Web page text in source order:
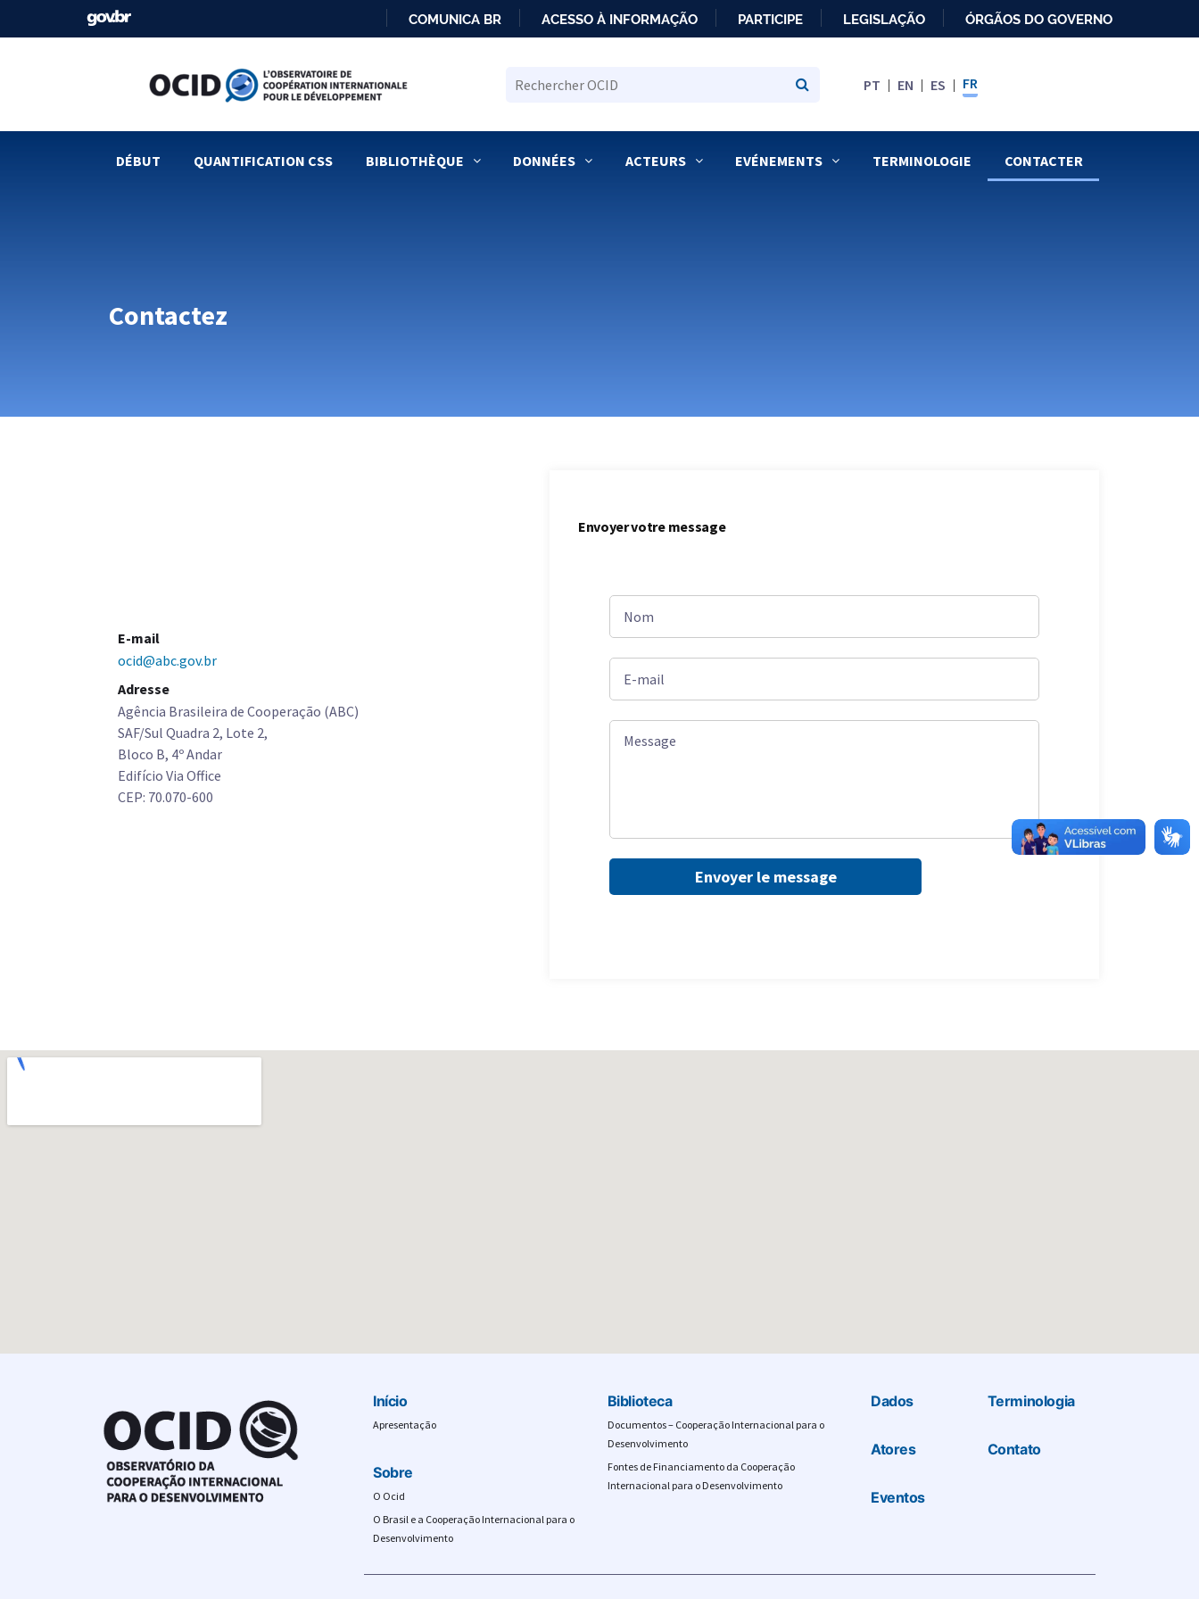
PARA
CONTEÚDO
COMUNICA BR ACESSO À INFORMAÇÃO PARTICIPE LEGISLAÇÃO ÓRGÃOS DO GOVERNO
PT EN ES FR
DÉBUT QUANTIFICATION CSS​ BIBLIOTHÈQUE DONNÉES ACTEURS EVÉNEMENTS TERMINOLOGIE CONTACTER
Contactez
E-mail
ocid@abc.gov.br
Adresse
Agência Brasileira de Cooperação (ABC)
SAF/Sul Quadra 2, Lote 2,
Bloco B, 4º Andar
Edifício Via Office
CEP: 70.070-600
Envoyer votre message
Início
Apresentação
Sobre
O Ocid
O Brasil e a Cooperação Internacional para o
Desenvolvimento
Biblioteca
Documentos – Cooperação Internacional para o
Desenvolvimento
Fontes de Financiamento da Cooperação
Internacional para o Desenvolvimento
Dados
Atores
Eventos
Terminologia
Contato